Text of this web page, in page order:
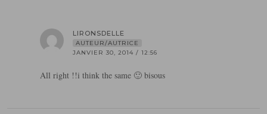
LIRONSDELLE
AUTEUR/AUTRICE
JANVIER 30, 2014 / 12:56
All right !!i think the same 🙂 bisous